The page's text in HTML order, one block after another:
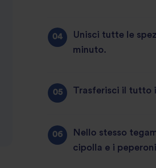
Unisci tutte le
minuto.
Trasferisci il tutto
Nello stesso
cipolla e i